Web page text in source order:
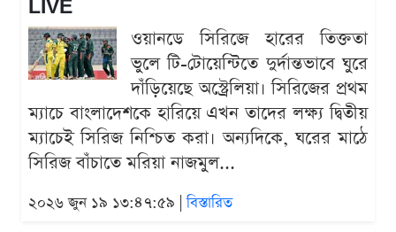
LIVE
ওয়ানডে সিরিজে হারের তিক্ততা
ভুলে টি-টোয়েন্টিতে দুর্দান্তভাবে ঘুরে
দাঁড়িয়েছে অস্ট্রেলিয়া। সিরিজের প্রথম
ম্যাচে বাংলাদেশকে হারিয়ে এখন তাদের লক্ষ্য দ্বিতীয়
ম্যাচেই সিরিজ নিশ্চিত করা। অন্যদিকে, ঘরের মাঠে
সিরিজ বাঁচাতে মরিয়া নাজমুল...
২০২৬ জুন ১৯ ১৩:৪৭:৫৯ |বিস্তারিত